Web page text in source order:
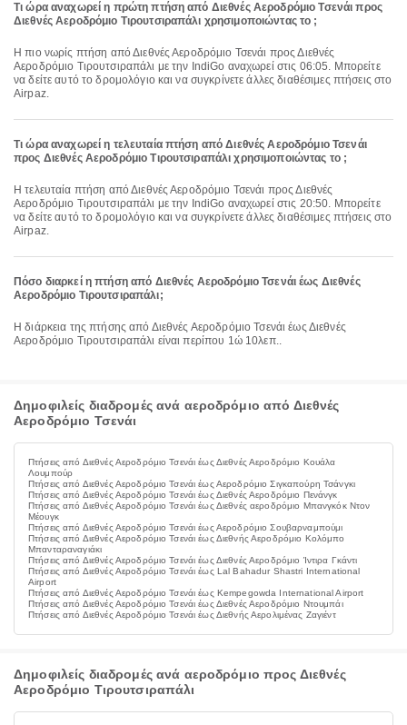
Τι ώρα αναχωρεί η πρώτη πτήση από Διεθνές Αεροδρόμιο Τσενάι προς
Διεθνές Αεροδρόμιο Τιρουτσιραπάλι χρησιμοποιώντας το ;
Η πιο νωρίς πτήση από Διεθνές Αεροδρόμιο Τσενάι προς Διεθνές
Αεροδρόμιο Τιρουτσιραπάλι με την IndiGo αναχωρεί στις 06:05. Μπορείτε
να δείτε αυτό το δρομολόγιο και να συγκρίνετε άλλες διαθέσιμες πτήσεις στο
Airpaz.
Τι ώρα αναχωρεί η τελευταία πτήση από Διεθνές Αεροδρόμιο Τσενάι
προς Διεθνές Αεροδρόμιο Τιρουτσιραπάλι χρησιμοποιώντας το ;
Η τελευταία πτήση από Διεθνές Αεροδρόμιο Τσενάι προς Διεθνές
Αεροδρόμιο Τιρουτσιραπάλι με την IndiGo αναχωρεί στις 20:50. Μπορείτε
να δείτε αυτό το δρομολόγιο και να συγκρίνετε άλλες διαθέσιμες πτήσεις στο
Airpaz.
Πόσο διαρκεί η πτήση από Διεθνές Αεροδρόμιο Τσενάι έως Διεθνές
Αεροδρόμιο Τιρουτσιραπάλι;
Η διάρκεια της πτήσης από Διεθνές Αεροδρόμιο Τσενάι έως Διεθνές
Αεροδρόμιο Τιρουτσιραπάλι είναι περίπου 1ώ 10λεπ..
Δημοφιλείς διαδρομές ανά αεροδρόμιο από Διεθνές
Αεροδρόμιο Τσενάι
Πτήσεις από Διεθνές Αεροδρόμιο Τσενάι έως Διεθνές Αεροδρόμιο Κουάλα
Λουμπούρ
Πτήσεις από Διεθνές Αεροδρόμιο Τσενάι έως Αεροδρόμιο Σιγκαπούρη Τσάνγκι
Πτήσεις από Διεθνές Αεροδρόμιο Τσενάι έως Διεθνές Αεροδρόμιο Πενάνγκ
Πτήσεις από Διεθνές Αεροδρόμιο Τσενάι έως Διεθνές αεροδρόμιο Μπανγκόκ Ντον
Μέουγκ
Πτήσεις από Διεθνές Αεροδρόμιο Τσενάι έως Αεροδρόμιο Σουβαρναμπούμι
Πτήσεις από Διεθνές Αεροδρόμιο Τσενάι έως Διεθνής Αεροδρόμιο Κολόμπο
Μπανταραναγιάκι
Πτήσεις από Διεθνές Αεροδρόμιο Τσενάι έως Διεθνές Αεροδρόμιο Ίντιρα Γκάντι
Πτήσεις από Διεθνές Αεροδρόμιο Τσενάι έως Lal Bahadur Shastri International
Airport
Πτήσεις από Διεθνές Αεροδρόμιο Τσενάι έως Kempegowda International Airport
Πτήσεις από Διεθνές Αεροδρόμιο Τσενάι έως Διεθνές Αεροδρόμιο Ντουμπάι
Πτήσεις από Διεθνές Αεροδρόμιο Τσενάι έως Διεθνής Αερολιμένας Ζαγιέντ
Δημοφιλείς διαδρομές ανά αεροδρόμιο προς Διεθνές
Αεροδρόμιο Τιρουτσιραπάλι